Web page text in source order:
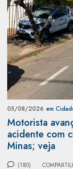
05/08/2026 em
Motorista
acidente com
Minas; veja
(180)